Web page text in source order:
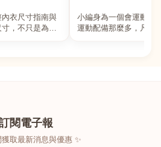
衣尺寸指南與
，不只是為了
小編身為一個會運動的
運動配備那麼多，凡舉
閱電子報
取最新消息與優惠 ✨